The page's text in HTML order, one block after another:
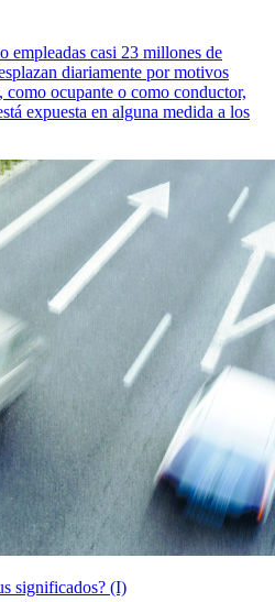
empleadas casi 23 millones de
diariamente por motivos
como ocupante o como conductor,
expuesta en alguna medida a los
significados? (I)